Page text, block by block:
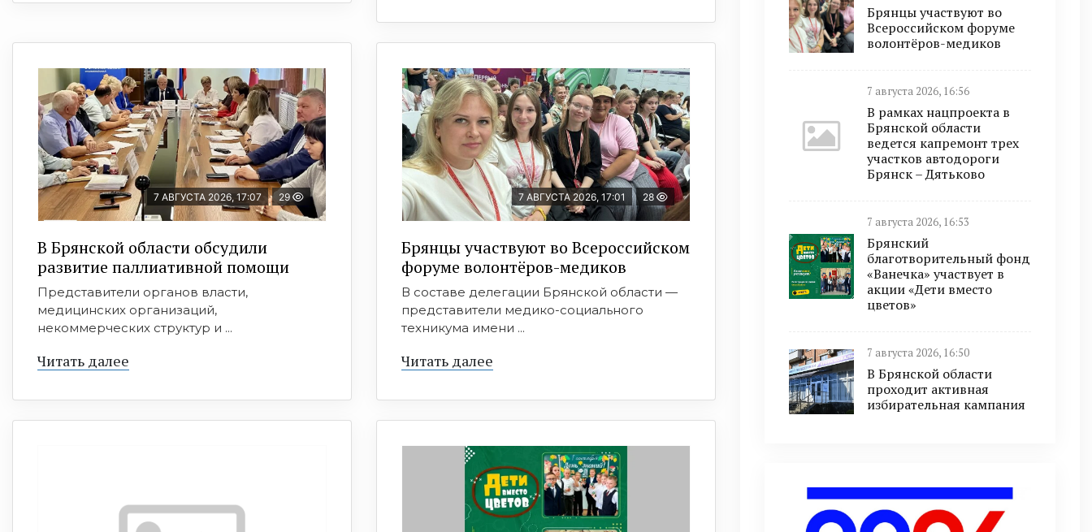
7 АВГУСТА 2026, 17:07 29
В Брянской области обсудили
развитие паллиативной помощи
Представители органов власти,
медицинских организаций,
некоммерческих структур и ...
Читать далее
7 АВГУСТА 2026, 17:01 28
Брянцы участвуют во Всероссийском
форуме волонтёров-медиков
В составе делегации Брянской области —
представители медико-социального
техникума имени ...
Читать далее
Брянцы участвуют во
Всероссийском форуме
волонтёров-медиков
7 августа 2026, 16:56
В рамках нацпроекта в
Брянской области
ведется капремонт трех
участков автодороги
Брянск – Дятьково
7 августа 2026, 16:53
Брянский
благотворительный фонд
«Ванечка» участвует в
акции «Дети вместо
цветов»
7 августа 2026, 16:50
В Брянской области
проходит активная
избирательная кампания